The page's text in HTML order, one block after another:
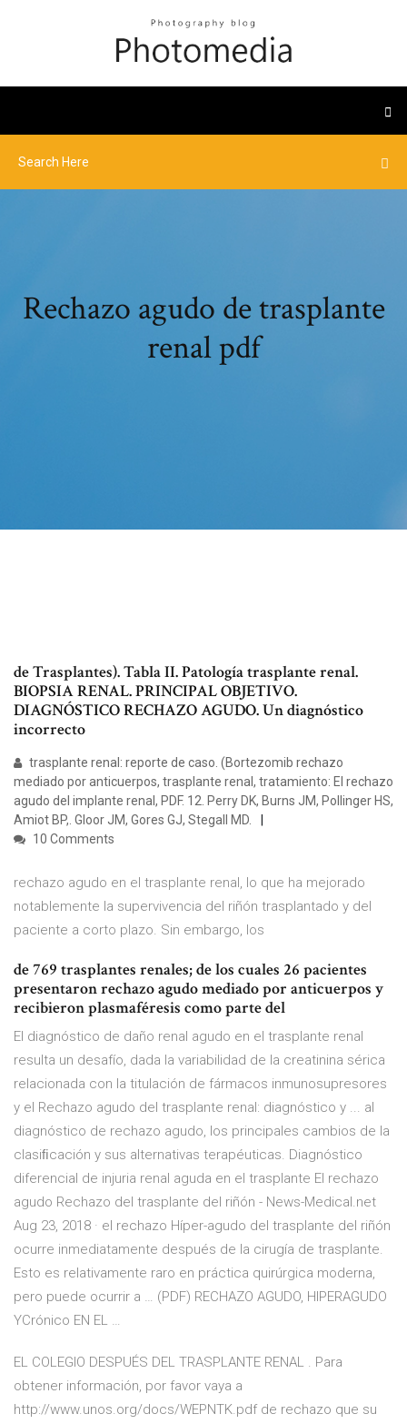
Rechazo agudo de trasplante
renal pdf
de Trasplantes). Tabla II. Patología trasplante renal.
BIOPSIA RENAL. PRINCIPAL OBJETIVO.
DIAGNÓSTICO RECHAZO AGUDO. Un diagnóstico
incorrecto
trasplante renal: reporte de caso. (Bortezomib rechazo
mediado por anticuerpos, trasplante renal, tratamiento: El rechazo
agudo del implante renal, PDF. 12. Perry DK, Burns JM, Pollinger HS,
Amiot BP,. Gloor JM, Gores GJ, Stegall MD.
10 Comments
rechazo agudo en el trasplante renal, lo que ha mejorado
notablemente la supervivencia del riñón trasplantado y del
paciente a corto plazo. Sin embargo, los
de 769 trasplantes renales; de los cuales 26 pacientes
presentaron rechazo agudo mediado por anticuerpos y
recibieron plasmaféresis como parte del
El diagnóstico de daño renal agudo en el trasplante renal
resulta un desafío, dada la variabilidad de la creatinina sérica
relacionada con la titulación de fármacos inmunosupresores
y el Rechazo agudo del trasplante renal: diagnóstico y ... al
diagnóstico de rechazo agudo, los principales cambios de la
clasiﬁcación y sus alternativas terapéuticas. Diagnóstico
diferencial de injuria renal aguda en el trasplante El rechazo
agudo Rechazo del trasplante del riñón - News-Medical.net
Aug 23, 2018 · el rechazo Híper-agudo del trasplante del riñón
ocurre inmediatamente después de la cirugía de trasplante.
Esto es relativamente raro en práctica quirúrgica moderna,
pero puede ocurrir a … (PDF) RECHAZO AGUDO, HIPERAGUDO
YCrónico EN EL …
EL COLEGIO DESPUÉS DEL TRASPLANTE RENAL . Para
obtener información, por favor vaya a
http://www.unos.org/docs/WEPNTK.pdf de rechazo que su